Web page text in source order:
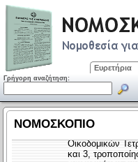
Ευρετήρια
Γρήγορη αναζήτηση: